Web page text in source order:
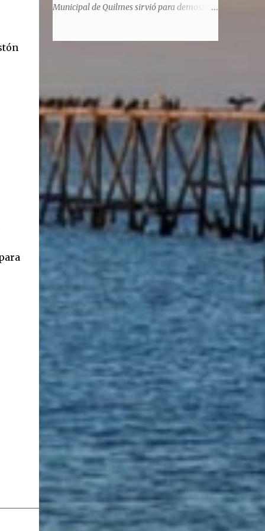
significaba de ninguna manera que era ad
Municipal de Quilmes sirvió para demostrar
Julio Molina -a la sazón director de la
pieza-, va contando la vida del Galego, que
llegó al país y que trabajando fue quemando
etapas, esforzándose a puro pulmón. Pero
también está lo vivido en su España natal,
con el tema de la guerra civil que sufrió la
familia y tuvo la grieta que instaló el
generalisimo Franco con una enorme cuota
de torturas, persecución, secuestros,
prisiones. El dolor vivido en carne propia y
trasladado a la piel, para contar todo lo
padecido. El relato tiene morriña, saudades,
el canto a Galicia, tierra de los padres y
ancestros que llegaron a integrar la inmensa
masa de inmigrantes que ar...